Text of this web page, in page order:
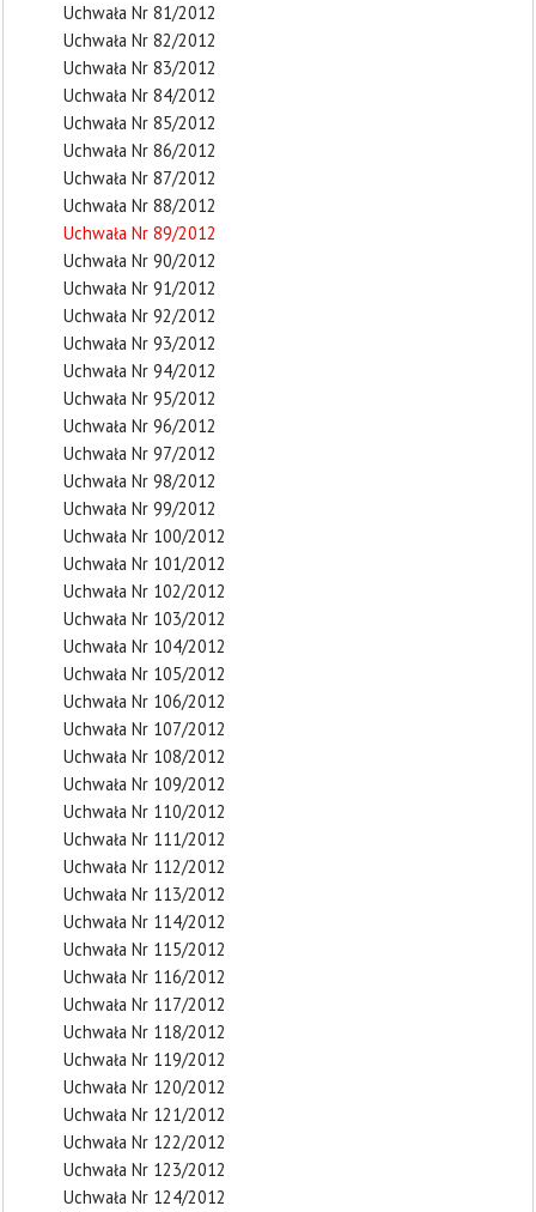
Uchwała Nr 81/2012
Uchwała Nr 82/2012
Uchwała Nr 83/2012
Uchwała Nr 84/2012
Uchwała Nr 85/2012
Uchwała Nr 86/2012
Uchwała Nr 87/2012
Uchwała Nr 88/2012
Uchwała Nr 89/2012
Uchwała Nr 90/2012
Uchwała Nr 91/2012
Uchwała Nr 92/2012
Uchwała Nr 93/2012
Uchwała Nr 94/2012
Uchwała Nr 95/2012
Uchwała Nr 96/2012
Uchwała Nr 97/2012
Uchwała Nr 98/2012
Uchwała Nr 99/2012
Uchwała Nr 100/2012
Uchwała Nr 101/2012
Uchwała Nr 102/2012
Uchwała Nr 103/2012
Uchwała Nr 104/2012
Uchwała Nr 105/2012
Uchwała Nr 106/2012
Uchwała Nr 107/2012
Uchwała Nr 108/2012
Uchwała Nr 109/2012
Uchwała Nr 110/2012
Uchwała Nr 111/2012
Uchwała Nr 112/2012
Uchwała Nr 113/2012
Uchwała Nr 114/2012
Uchwała Nr 115/2012
Uchwała Nr 116/2012
Uchwała Nr 117/2012
Uchwała Nr 118/2012
Uchwała Nr 119/2012
Uchwała Nr 120/2012
Uchwała Nr 121/2012
Uchwała Nr 122/2012
Uchwała Nr 123/2012
Uchwała Nr 124/2012